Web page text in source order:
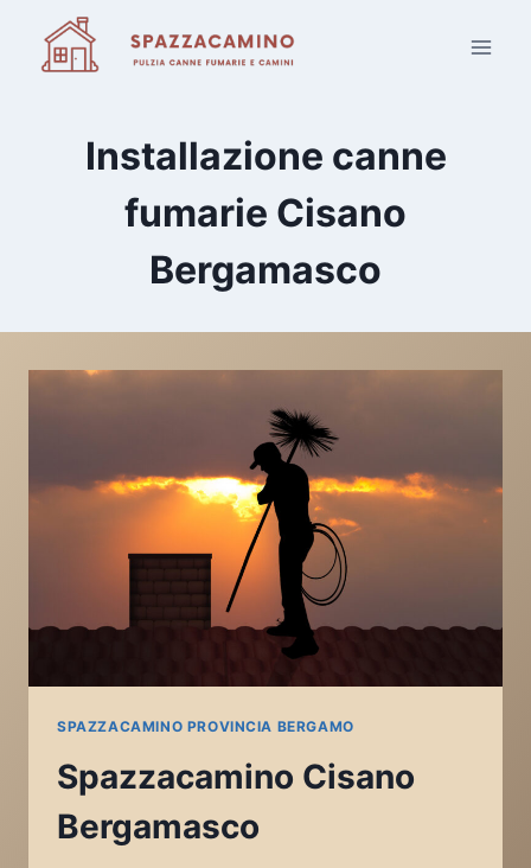
contenuto
Installazione canne
fumarie Cisano
Bergamasco
SPAZZACAMINO PROVINCIA BERGAMO
Spazzacamino Cisano
Bergamasco